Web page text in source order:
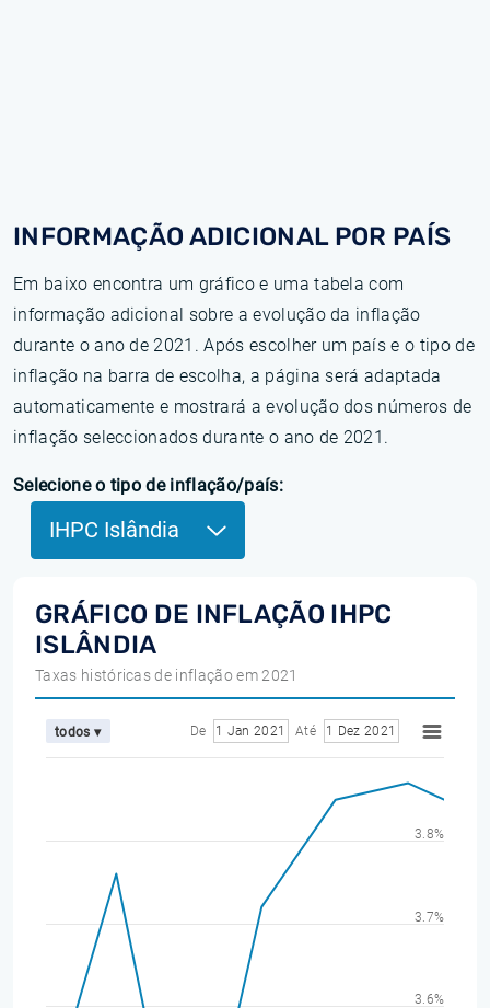
INFORMAÇÃO ADICIONAL POR PAÍS
Em baixo encontra um gráfico e uma tabela com
informação adicional sobre a evolução da inflação
durante o ano de 2021. Após escolher um país e o tipo de
inflação na barra de escolha, a página será adaptada
automaticamente e mostrará a evolução dos números de
inflação seleccionados durante o ano de 2021.
Selecione o tipo de inflação/país:
IHPC Islândia
GRÁFICO DE INFLAÇÃO IHPC
ISLÂNDIA
Taxas históricas de inflação em 2021
todos ▾ De 1 Jan 2021 Até 1 Dez 2021
3.6%
3.7%
3.8%